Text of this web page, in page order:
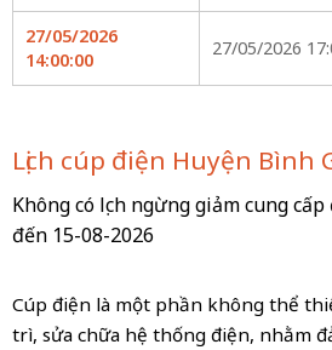
27/05/2026
14:00:00
27/05/2026
Lịch cúp điện Huyện Bình
Không có lịch ngừng giảm cung
đến 15-08-2026
Cúp điện là một phần không thể
trì, sửa chữa hệ thống điện, nhằm